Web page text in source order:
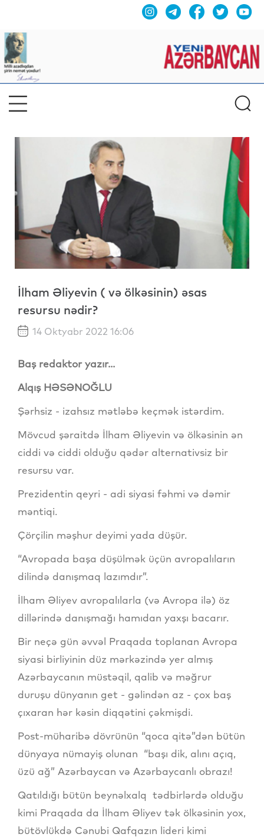
İlham Əliyevin ( və ölkəsinin) əsas
resursu nədir?
14 Oktyabr 2022 16:06
Baş redaktor yazır...
Alqış HƏSƏNOĞLU
Şərhsiz - izahsız mətləbə keçmək istərdim.
Mövcud şəraitdə İlham Əliyevin və ölkəsinin ən
ciddi və ciddi olduğu qədər alternativsiz bir
resursu var.
Prezidentin qeyri - adi siyasi fəhmi və dəmir
məntiqi.
Çörçilin məşhur deyimi yada düşür.
“Avropada başa düşülmək üçün avropalıların
dilində danışmaq lazımdır”.
İlham Əliyev avropalılarla (və Avropa ilə) öz
dillərində danışmağı hamıdan yaxşı bacarır.
Bir neçə gün əvvəl Praqada toplanan Avropa
siyasi birliyinin düz mərkəzində yer almış
Azərbaycanın müstəqil, qalib və məğrur
duruşu dünyanın get - gəlindən az - çox baş
çıxaran hər kəsin diqqətini çəkmişdi.
Post-müharibə dövrünün “qoca qitə”dən bütün
dünyaya nümayiş olunan “başı dik, alını açıq,
üzü ağ” Azərbaycan və Azərbaycanlı obrazı!
Qatıldığı bütün beynəlxalq tədbirlərdə olduğu
kimi Praqada da İlham Əliyev tək ölkəsinin yox,
bütövlükdə Cənubi Qafqazın lideri kimi